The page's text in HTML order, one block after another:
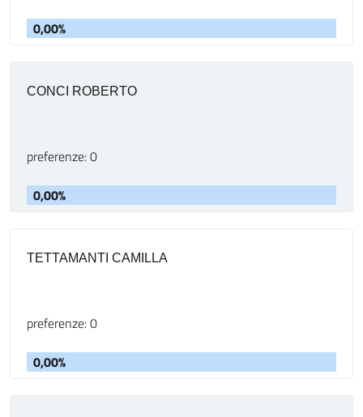
0,00%
CONCI ROBERTO
preferenze: 0
0,00%
TETTAMANTI CAMILLA
preferenze: 0
0,00%